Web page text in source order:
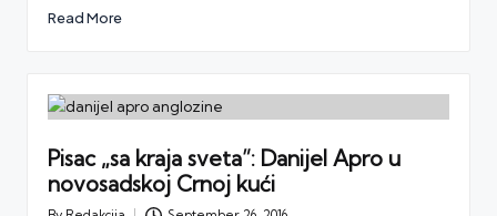
Read More
Pisac „sa kraja sveta”: Danijel Apro u
novosadskoj Crnoj kući